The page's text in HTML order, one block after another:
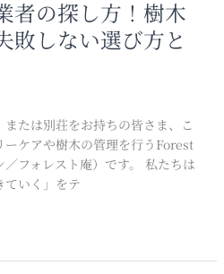
者の探し方！樹木
敗しない選び方と
たは別荘をお持ちの皆さま、こ
ーケアや樹木の管理を行うForest
フォレスト庵）です。 私たちは
いく」をテ